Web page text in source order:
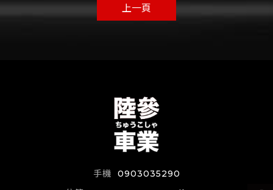
上一頁
0903035290